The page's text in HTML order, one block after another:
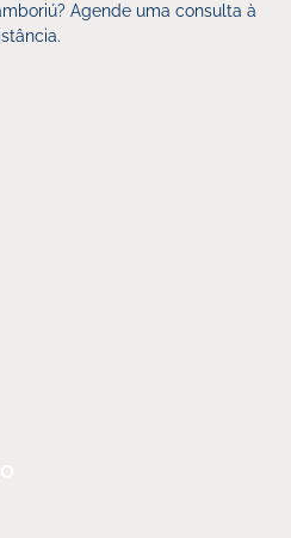
Agende uma consulta à